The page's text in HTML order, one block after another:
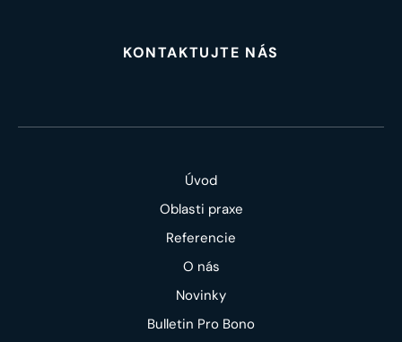
KONTAKTUJTE NÁS
Úvod
Oblasti praxe
Referencie
O nás
Novinky
Bulletin Pro Bono